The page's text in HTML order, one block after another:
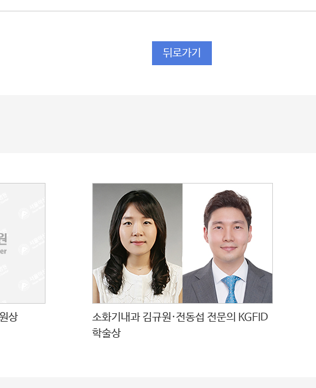
뒤로가기
상
소화기내과 김규원·전동섭 전문의 KGFID
학술상